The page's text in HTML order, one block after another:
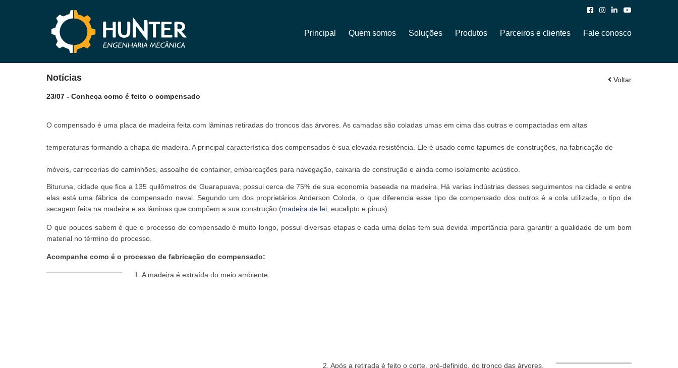
Principal Quem somos Soluções Produtos Parceiros e clientes Fale conosco
Notícias Voltar
23/07 - Conheça como é feito o compensado
O compensado é uma placa de madeira feita com lâminas retiradas do troncos das árvores. As camadas são coladas umas em cima das outras e compactadas em altas
temperaturas formando a chapa de madeira. A principal característica dos compensados é sua elevada resistência. Ele é usado como tapumes de construções, na fabricação de
móveis, carrocerias de caminhões, assoalho de container, embarcações para navegação, caixaria de construção e ainda como isolamento acústico.
Bituruna, cidade que fica a 135 quilômetros de Guarapuava, possui cerca de 75% de sua economia baseada na madeira. Há varias indústrias desses seguimentos na cidade e entre
elas está uma fábrica de compensado naval. Segundo um dos proprietários Anderson Coloda, o que diferencia esse tipo de compensado dos outros é a cola utilizada, o tipo de
secagem feita na madeira e as lâminas que compõem a sua construção (madeira de lei , eucalipto e pinus).
O que poucos sabem é que o processo de compensado é muito longo, possui diversas etapas e cada uma delas tem sua devida importância para garantir a qualidade de um bom
material no término do processo.
Acompanhe como é o processo de fabricação do compensado:
1. A madeira é extraída do meio ambiente.
2. Após a retirada é feito o corte, pré-definido, do tronco das árvores.